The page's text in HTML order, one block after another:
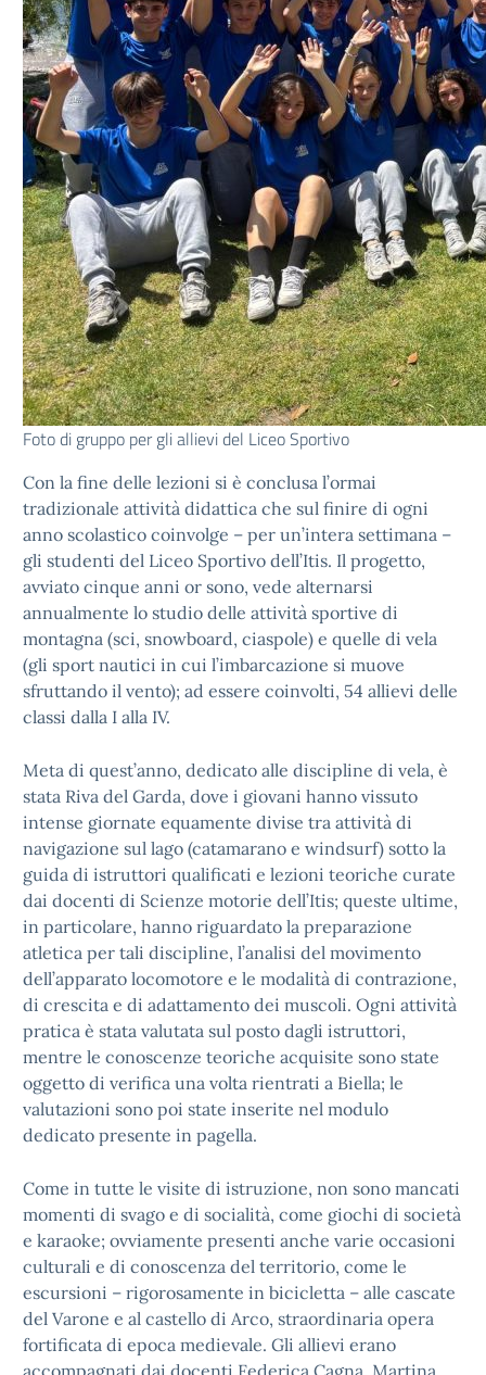
Foto di gruppo per gli allievi del Liceo Sportivo
Con la fine delle lezioni si è conclusa l’ormai
tradizionale attività didattica che sul finire di ogni
anno scolastico coinvolge – per un’intera settimana –
gli studenti del Liceo Sportivo dell’Itis. Il progetto,
avviato cinque anni or sono, vede alternarsi
annualmente lo studio delle attività sportive di
montagna (sci, snowboard, ciaspole) e quelle di vela
(gli sport nautici in cui l’imbarcazione si muove
sfruttando il vento); ad essere coinvolti, 54 allievi delle
classi dalla I alla IV.
Meta di quest’anno, dedicato alle discipline di vela, è
stata Riva del Garda, dove i giovani hanno vissuto
intense giornate equamente divise tra attività di
navigazione sul lago (catamarano e windsurf) sotto la
guida di istruttori qualificati e lezioni teoriche curate
dai docenti di Scienze motorie dell’Itis; queste ultime,
in particolare, hanno riguardato la preparazione
atletica per tali discipline, l’analisi del movimento
dell’apparato locomotore e le modalità di contrazione,
di crescita e di adattamento dei muscoli. Ogni attività
pratica è stata valutata sul posto dagli istruttori,
mentre le conoscenze teoriche acquisite sono state
oggetto di verifica una volta rientrati a Biella; le
valutazioni sono poi state inserite nel modulo
dedicato presente in pagella.
Come in tutte le visite di istruzione, non sono mancati
momenti di svago e di socialità, come giochi di società
e karaoke; ovviamente presenti anche varie occasioni
culturali e di conoscenza del territorio, come le
escursioni – rigorosamente in bicicletta – alle cascate
del Varone e al castello di Arco, straordinaria opera
fortificata di epoca medievale. Gli allievi erano
accompagnati dai docenti Federica Cagna, Martina